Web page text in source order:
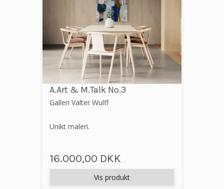
A.Art & M.Talk No.3
Galleri Valter Wulff
Unikt maleri.
16.000,00 DKK
Vis produkt